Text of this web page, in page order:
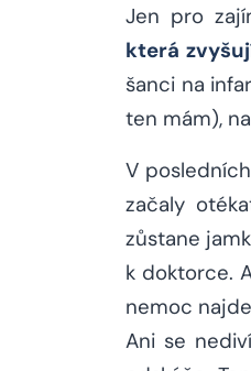
Jen pro
která
šanci na
ten mám),
V
začaly
zůstane
k doktorce.
nemoc
Ani se